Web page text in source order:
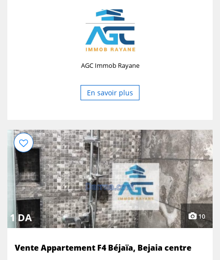
AGC Immob Rayane
En savoir plus
1 DA 10
Vente Appartement F4 Béjaïa, Bejaia centre